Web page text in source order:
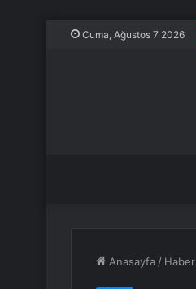
Cuma, Ağustos 7 2026
Anasayfa / Haber